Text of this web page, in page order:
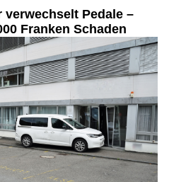
verwechselt Pedale –
Franken Schaden